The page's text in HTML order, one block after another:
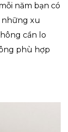
năm bạn có
những xu
cần lo
phù hợp